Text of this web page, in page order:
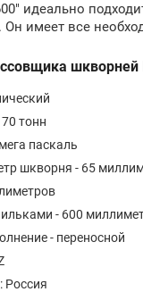
идеально
Он имеет все
шкворней
тонн
паскаль
шкворня - 65
- 600
- переносной
Россия